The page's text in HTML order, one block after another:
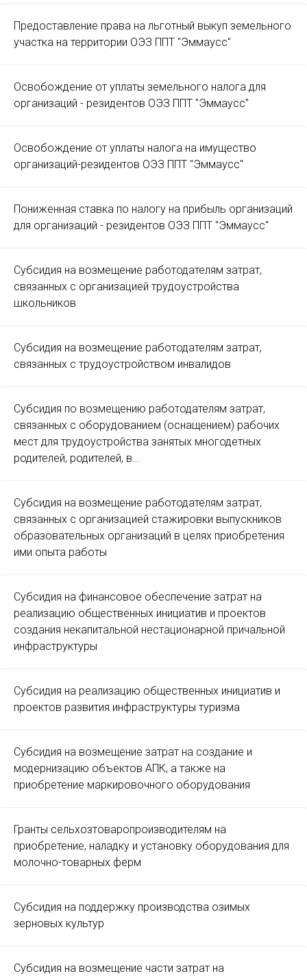
Предоставление права на льготный выкуп земельного
участка на территории ОЭЗ ППТ "Эммаусс"
Освобождение от уплаты земельного налога для
организаций - резидентов ОЭЗ ППТ "Эммаусс"
Освобождение от уплаты налога на имущество
организаций-резидентов ОЭЗ ППТ "Эммаусс"
Пониженная ставка по налогу на прибыль организаций
для организаций - резидентов ОЭЗ ППТ "Эммаусс"
Субсидия на возмещение работодателям затрат,
связанных с организацией трудоустройства
школьников
Субсидия на возмещение работодателям затрат,
связанных с трудоустройством инвалидов
Субсидия по возмещению работодателям затрат,
связанных с оборудованием (оснащением) рабочих
мест для трудоустройства занятых многодетных
родителей, родителей, в...
Субсидия на возмещение работодателям затрат,
связанных с организацией стажировки выпускников
образовательных организаций в целях приобретения
ими опыта работы
Субсидия на финансовое обеспечение затрат на
реализацию общественных инициатив и проектов
создания некапитальной нестационарной причальной
инфраструктуры
Субсидия на реализацию общественных инициатив и
проектов развития инфраструктуры туризма
Субсидия на возмещение затрат на создание и
модернизацию объектов АПК, а также на
приобретение маркировочного оборудования
Гранты сельхозтоваропроизводителям на
приобретение, наладку и установку оборудования для
молочно-товарных ферм
Субсидия на поддержку производства озимых
зерновых культур
Субсидия на возмещение части затрат на